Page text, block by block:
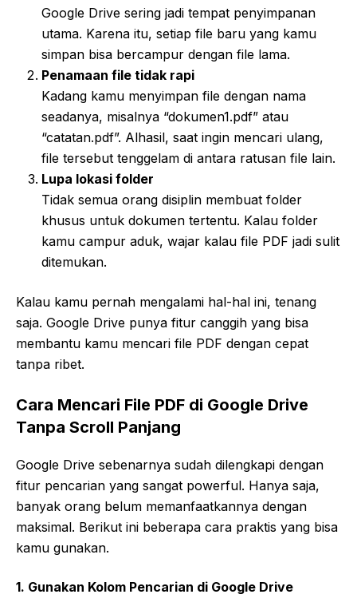
Google Drive sering jadi tempat penyimpanan
utama. Karena itu, setiap file baru yang kamu
simpan bisa bercampur dengan file lama.
Penamaan file tidak rapi
Kadang kamu menyimpan file dengan nama
seadanya, misalnya “dokumen1.pdf” atau
“catatan.pdf”. Alhasil, saat ingin mencari ulang,
file tersebut tenggelam di antara ratusan file lain.
Lupa lokasi folder
Tidak semua orang disiplin membuat folder
khusus untuk dokumen tertentu. Kalau folder
kamu campur aduk, wajar kalau file PDF jadi sulit
ditemukan.
Kalau kamu pernah mengalami hal-hal ini, tenang
saja. Google Drive punya fitur canggih yang bisa
membantu kamu mencari file PDF dengan cepat
tanpa ribet.
Cara Mencari File PDF di Google Drive
Tanpa Scroll Panjang
Google Drive sebenarnya sudah dilengkapi dengan
fitur pencarian yang sangat powerful. Hanya saja,
banyak orang belum memanfaatkannya dengan
maksimal. Berikut ini beberapa cara praktis yang bisa
kamu gunakan.
1. Gunakan Kolom Pencarian di Google Drive